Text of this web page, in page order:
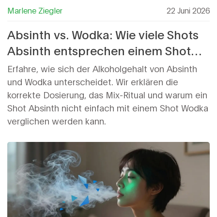
Marlene Ziegler 22 Juni 2026
Absinth vs. Wodka: Wie viele Shots
Absinth entsprechen einem Shot
Wodka?
Erfahre, wie sich der Alkoholgehalt von Absinth
und Wodka unterscheidet. Wir erklären die
korrekte Dosierung, das Mix-Ritual und warum ein
Shot Absinth nicht einfach mit einem Shot Wodka
verglichen werden kann.